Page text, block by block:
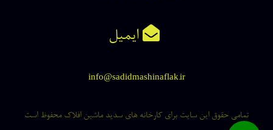
ایمیل
info@sadidmashinaflak.ir
تمامی حقوق این سایت برای کارخانه های سدید ماشین افلاک محفوظ است